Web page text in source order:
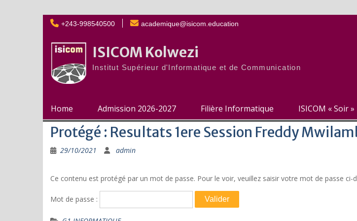
Skip
to
content
+243-998540500 academique@isicom.education
ISICOM Kolwezi
Institut Supérieur d'Informatique et de Communication
Home Admission 2026-2027 Filière Informatique ISICOM « Soir »
Protégé : Resultats 1ere Session Freddy
29/10/2021 admin
Ce contenu est protégé par un mot de passe. Pour le voir, veuillez saisir votre mot de passe ci-
Mot de passe :